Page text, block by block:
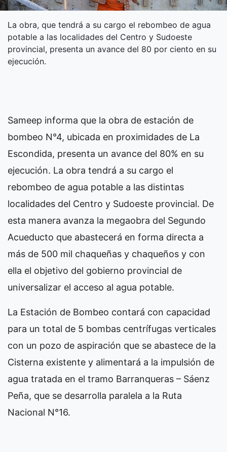
La obra, que tendrá a su cargo el rebombeo de agua
potable a las localidades del Centro y Sudoeste
provincial, presenta un avance del 80 por ciento en su
ejecución.
Sameep informa que la obra de estación de
bombeo N°4, ubicada en proximidades de La
Escondida, presenta un avance del 80% en su
ejecución. La obra tendrá a su cargo el
rebombeo de agua potable a las distintas
localidades del Centro y Sudoeste provincial. De
esta manera avanza la megaobra del Segundo
Acueducto que abastecerá en forma directa a
más de 500 mil chaqueñas y chaqueños y con
ella el objetivo del gobierno provincial de
universalizar el acceso al agua potable.
La Estación de Bombeo contará con capacidad
para un total de 5 bombas centrífugas verticales
con un pozo de aspiración que se abastece de la
Cisterna existente y alimentará a la impulsión de
agua tratada en el tramo Barranqueras – Sáenz
Peña, que se desarrolla paralela a la Ruta
Nacional N°16.